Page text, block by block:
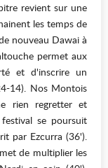
revient sur une
les temps de
nouveau Dawai à
permet aux
et d'inscrire un
14). Nos Montois
rien regretter et
se poursuit
par Ezcurra (36').
de multiplier les